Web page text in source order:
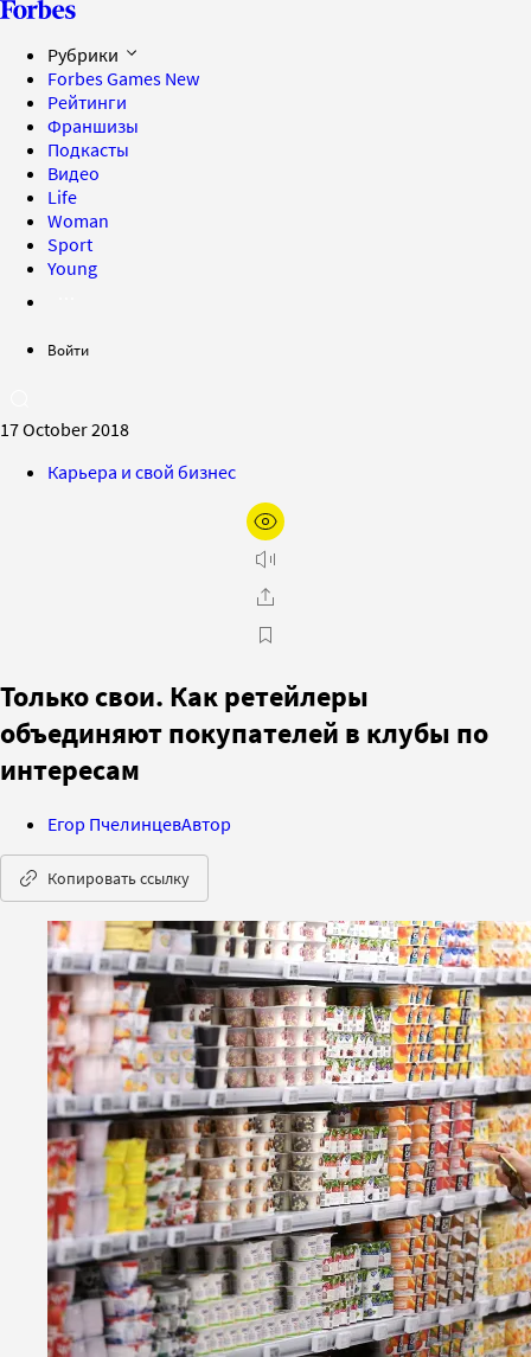
Рубрики
Forbes Games New
Рейтинги
Франшизы
Подкасты
Видео
Life
Woman
Sport
Young
Войти
17 October 2018
Карьера и свой бизнес
Только свои. Как ретейлеры
объединяют покупателей в клубы по
интересам
Егор ПчелинцевАвтор
Копировать ссылку